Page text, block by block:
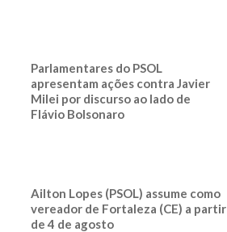
Parlamentares do PSOL
apresentam ações contra Javier
Milei por discurso ao lado de
Flávio Bolsonaro
Ailton Lopes (PSOL) assume como
vereador de Fortaleza (CE) a partir
de 4 de agosto